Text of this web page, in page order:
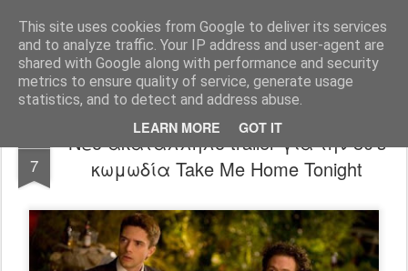
This site uses cookies from Google to deliver its services
and to analyze traffic. Your IP address and user-agent are
shared with Google along with performance and security
metrics to ensure quality of service, generate usage
statistics, and to detect and address abuse.
LEARN MORE GOT IT
FilmBoy
7
Νέο ακατάλληλο trailer για την 80's
κωμωδία Take Me Home Tonight